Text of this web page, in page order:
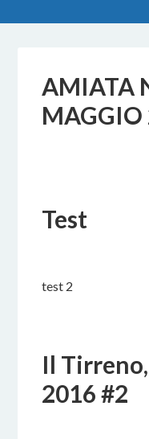
AMIATA
MAGGIO
Test
test 2
Il
2016 #2